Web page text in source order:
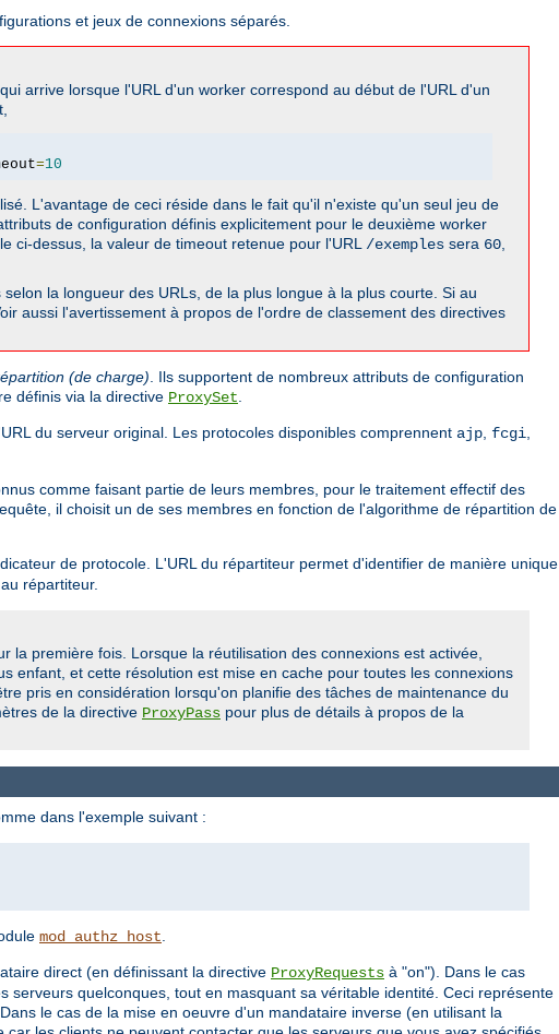
et jeux de connexions séparés.
arrive lorsque l'URL d'un worker correspond au début de l'URL d'un
=10
L'avantage de ceci réside dans le fait qu'il n'existe qu'un seul jeu de
de configuration définis explicitement pour le deuxième worker
ci-dessus, la valeur de timeout retenue pour l'URL /exemples sera 60
la longueur des URLs, de la plus longue à la plus courte. Si au
aussi l'avertissement à propos de l'ordre de classement des directives
(de charge) . Ils supportent de nombreux attributs de configuration
définis via la directive ProxySet
du serveur original. Les protocoles disponibles comprennent ajp fcgi
comme faisant partie de leurs membres, pour le traitement effectif des
il choisit un de ses membres en fonction de l'algorithme de répartition de
de protocole. L'URL du répartiteur permet d'identifier de manière unique
répartiteur.
première fois. Lorsque la réutilisation des connexions est activée,
enfant, et cette résolution est mise en cache pour toutes les connexions
pris en considération lorsqu'on planifie des tâches de maintenance du
de la directive ProxyPass pour plus de détails à propos de la
dans l'exemple suivant :
mod_authz_host
direct (en définissant la directive ProxyRequests à "on"). Dans le cas
quelconques, tout en masquant sa véritable identité. Ceci représente
le cas de la mise en oeuvre d'un mandataire inverse (en utilisant la